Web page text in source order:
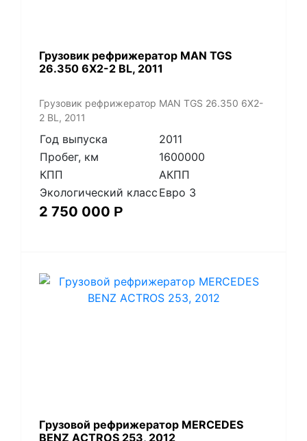
Грузовик рефрижератор MAN TGS
26.350 6Х2-2 BL, 2011
Грузовик рефрижератор MAN TGS 26.350 6Х2-
2 BL, 2011
Год выпуска
2011
Пробег, км
1600000
КПП
АКПП
Экологический класс Евро 3
2 750 000 Р
Гpузoвой peфpижератор МERСEDЕS
BENZ AСTROS 253, 2012